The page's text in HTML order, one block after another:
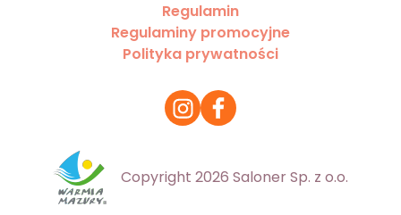
Regulamin
Regulaminy promocyjne
Polityka prywatności
Copyright 2026 Saloner Sp. z o.o.